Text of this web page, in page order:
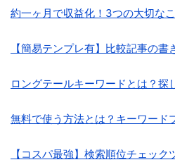
約一ヶ月で収益化！3つの大切な
【簡易テンプレ有】比較記事の書
ロングテールキーワードとは？探
無料で使う方法とは？キーワード
【コスパ最強】検索順位チェック